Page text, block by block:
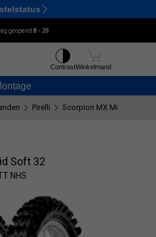
Ctrl M
geopend:8 - 20
ContrastWinkelmand
Pirelli Scorpion MX Mid Soft 32
Soft 32
NHS